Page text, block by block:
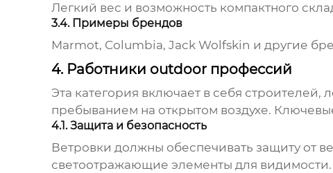
Легкий вес и возможность компактного
3.4. Примеры брендов
Marmot, Columbia, Jack Wolfskin и другие
4. Работники outdoor профессий
Эта категория включает в себя строителей,
пребыванием на открытом воздухе.
4.1. Защита и безопасность
Ветровки должны обеспечивать защиту от
светоотражающие элементы для видимости.